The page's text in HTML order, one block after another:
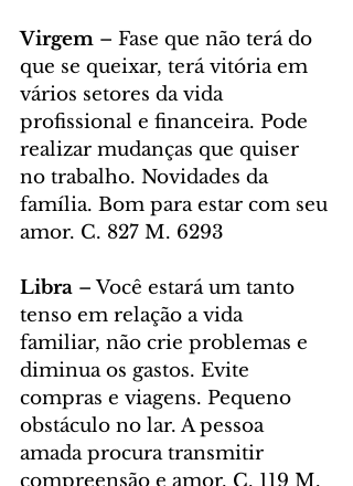
Virgem – Fase que não terá do
que se queixar, terá vitória em
vários setores da vida
profissional e financeira. Pode
realizar mudanças que quiser
no trabalho. Novidades da
família. Bom para estar com seu
amor. C. 827 M. 6293
Libra – Você estará um tanto
tenso em relação a vida
familiar, não crie problemas e
diminua os gastos. Evite
compras e viagens. Pequeno
obstáculo no lar. A pessoa
amada procura transmitir